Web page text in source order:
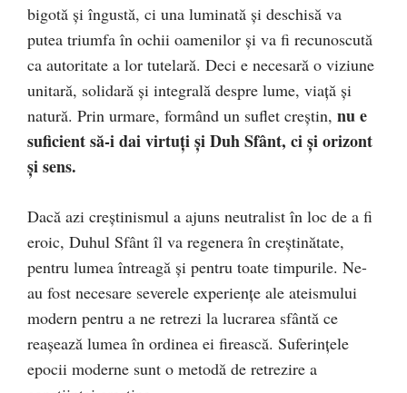
bigotă şi îngustă, ci una luminată şi deschisă va
putea triumfa în ochii oamenilor şi va fi recunoscută
ca autoritate a lor tutelară. Deci e necesară o viziune
unitară, solidară şi integrală despre lume, viaţă şi
natură. Prin urmare, formând un suflet creştin, nu e
suficient să-i dai virtuţi şi Duh Sfânt, ci şi orizont
şi sens.
Dacă azi creştinismul a ajuns neutralist în loc de a fi
eroic, Duhul Sfânt îl va regenera în creştinătate,
pentru lumea întreagă şi pentru toate timpurile. Ne-
au fost necesare severele experienţe ale ateismului
modern pentru a ne retrezi la lucrarea sfântă ce
reaşează lumea în ordinea ei firească. Suferinţele
epocii moderne sunt o metodă de retrezire a